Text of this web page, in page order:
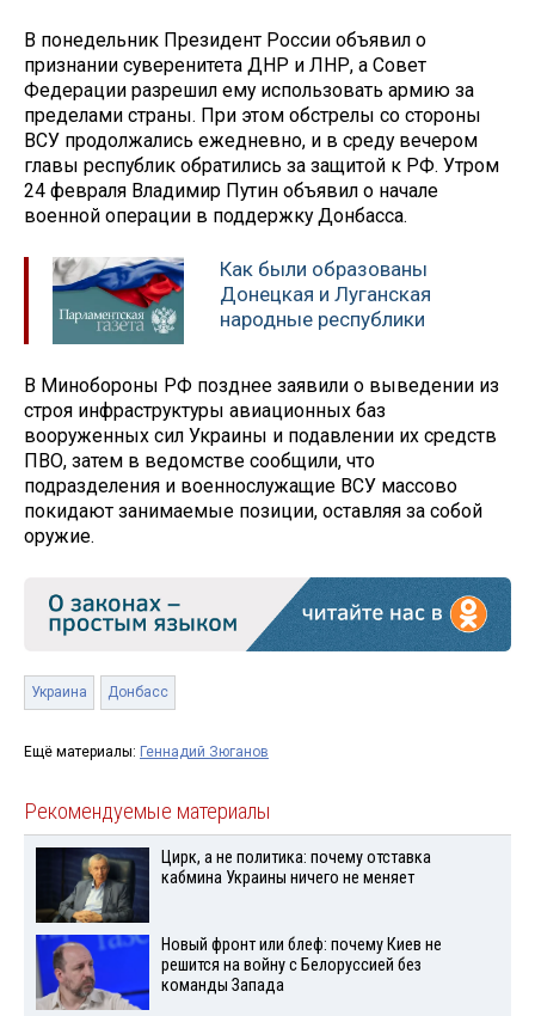
В понедельник Президент России объявил о
признании суверенитета ДНР и ЛНР, а Совет
Федерации разрешил ему использовать армию за
пределами страны. При этом обстрелы со стороны
ВСУ продолжались ежедневно, и в среду вечером
главы республик обратились за защитой к РФ. Утром
24 февраля Владимир Путин объявил о начале
военной операции в поддержку Донбасса.
Как были образованы
Донецкая и Луганская
народные республики
В Минобороны РФ позднее заявили о выведении из
строя инфраструктуры авиационных баз
вооруженных сил Украины и подавлении их средств
ПВО, затем в ведомстве сообщили, что
подразделения и военнослужащие ВСУ массово
покидают занимаемые позиции, оставляя за собой
оружие.
Украина Донбасс
Ещё материалы: Геннадий Зюганов
Рекомендуемые материалы
Цирк, а не политика: почему отставка
кабмина Украины ничего не меняет
Новый фронт или блеф: почему Киев не
решится на войну с Белоруссией без
команды Запада